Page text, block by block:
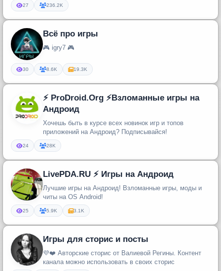
27 236.2K
Всё про игры
🎮 igry7 🎮
30 8.6K 19.3K
⚡️ ProDroid.Org ⚡️Взломанные игры на
Андроид
Хочешь быть в курсе всех новинок игр и топов
приложений на Андроид? Подписывайся!
24 28K
LivePDA.RU ⚡️ Игры на Андроид
Лучшие игры на Андроид! Взломанные игры, моды и
читы на OS Android!
25 5.9K 3.1K
Игры для сторис и посты
💜❤️ Авторские сторис от Валиевой Регины. Контент
канала можно использовать в своих сторис